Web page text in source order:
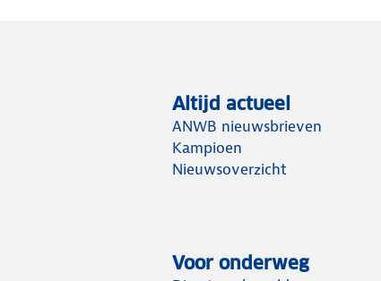
Altijd actueel
ANWB nieuwsbrieven
Kampioen
Nieuwsoverzicht
Voor onderweg